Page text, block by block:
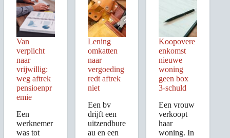
Van
verplicht
naar
vrijwillig:
weg aftrek
pensioenpr
emie
Een
werknemer
was tot
Lening
omkatten
naar
vergoeding
redt aftrek
niet
Een bv
drijft een
uitzendbure
au en een
Koopovere
enkomst
nieuwe
woning
geen box
3-schuld
Een vrouw
verkoopt
haar
woning. In